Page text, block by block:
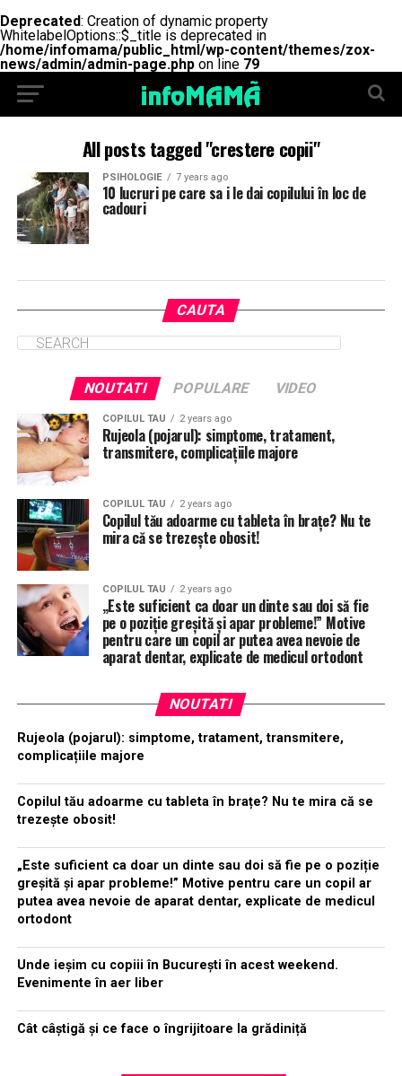
Deprecated: Creation of dynamic property
WhitelabelOptions::$_title is deprecated in
/home/infomama/public_html/wp-content/themes/zox-
news/admin/admin-page.php on line 79
All posts tagged "crestere copii"
PSIHOLOGIE 7 years ago
10 lucruri pe care sa i le dai copilului în loc de
cadouri
CAUTA
NOUTATI POPULARE VIDEO
COPILUL TAU 2 years ago
Rujeola (pojarul): simptome, tratament,
transmitere, complicațiile majore
COPILUL TAU 2 years ago
Copilul tău adoarme cu tableta în brațe? Nu te
mira că se trezește obosit!
COPILUL TAU 2 years ago
„Este suficient ca doar un dinte sau doi să fie
pe o poziție greșită și apar probleme!” Motive
pentru care un copil ar putea avea nevoie de
aparat dentar, explicate de medicul ortodont
NOUTATI
Rujeola (pojarul): simptome, tratament, transmitere,
complicațiile majore
Copilul tău adoarme cu tableta în brațe? Nu te mira că se
trezește obosit!
„Este suficient ca doar un dinte sau doi să fie pe o poziție
greșită și apar probleme!” Motive pentru care un copil ar
putea avea nevoie de aparat dentar, explicate de medicul
ortodont
Unde ieșim cu copiii în București în acest weekend.
Evenimente în aer liber
Cât câștigă și ce face o îngrijitoare la grădiniță